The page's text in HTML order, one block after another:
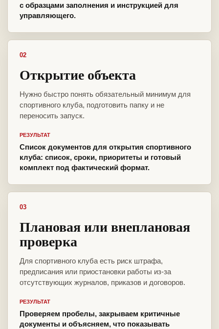
с образцами заполнения и инструкцией для
управляющего.
02
Открытие объекта
Нужно быстро понять обязательный минимум для
спортивного клуба, подготовить папку и не
переносить запуск.
РЕЗУЛЬТАТ
Список документов для открытия спортивного
клуба: список, сроки, приоритеты и готовый
комплект под фактический формат.
03
Плановая или внеплановая
проверка
Для спортивного клуба есть риск штрафа,
предписания или приостановки работы из-за
отсутствующих журналов, приказов и договоров.
РЕЗУЛЬТАТ
Проверяем пробелы, закрываем критичные
документы и объясняем, что показывать